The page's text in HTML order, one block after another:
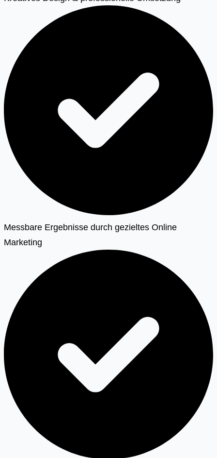
Messbare Ergebnisse durch gezieltes Online
Marketing